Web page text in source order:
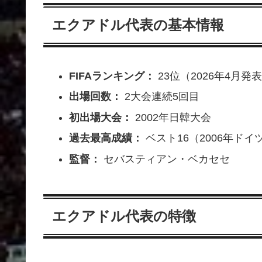
エクアドル代表の基本情報
FIFAランキング：
23位（2026年4月発表
出場回数：
2大会連続5回目
初出場大会：
2002年日韓大会
過去最高成績： ベスト16（2006年ドイ
監督：
セバスティアン・ベカセセ
エクアドル代表の特徴